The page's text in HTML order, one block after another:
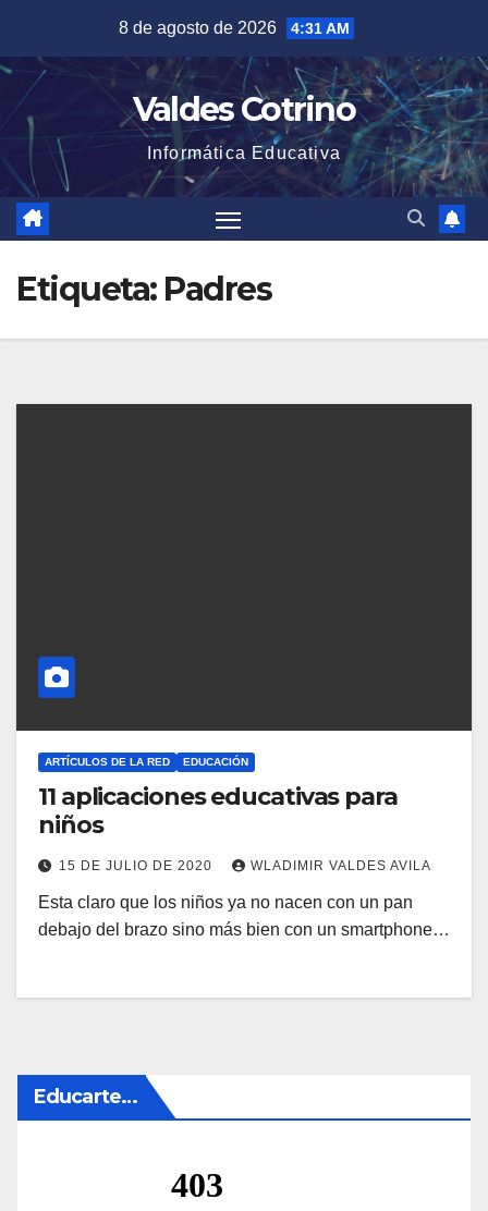
contenido
8 de agosto de 2026 4:31 AM
Valdes Cotrino
Informática Educativa
Etiqueta: Padres
ARTÍCULOS DE LA RED EDUCACIÓN
11 aplicaciones educativas para
niños
15 DE JULIO DE 2020 WLADIMIR VALDES AVILA
Esta claro que los niños ya no nacen con un pan
debajo del brazo sino más bien con un smartphone…
Educarte…